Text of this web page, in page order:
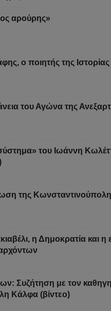
αρούρης»
ο ποιητής της Ιστορίας
του Αγώνα της
του Ιωάννη
της
η Δημοκρατία και η
Συζήτηση με τον
Κάλφα (βίντεο)